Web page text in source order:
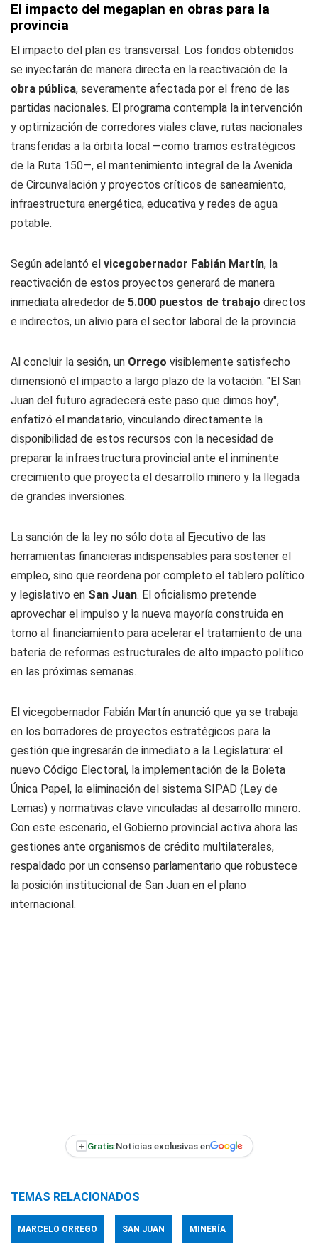
El impacto del megaplan en obras para la
provincia
El impacto del plan es transversal. Los fondos obtenidos
se inyectarán de manera directa en la reactivación de la
obra pública, severamente afectada por el freno de las
partidas nacionales. El programa contempla la intervención
y optimización de corredores viales clave, rutas nacionales
transferidas a la órbita local —como tramos estratégicos
de la Ruta 150—, el mantenimiento integral de la Avenida
de Circunvalación y proyectos críticos de saneamiento,
infraestructura energética, educativa y redes de agua
potable.
Según adelantó el vicegobernador Fabián Martín, la
reactivación de estos proyectos generará de manera
inmediata alrededor de 5.000 puestos de trabajo directos
e indirectos, un alivio para el sector laboral de la provincia.
Al concluir la sesión, un Orrego visiblemente satisfecho
dimensionó el impacto a largo plazo de la votación: "El San
Juan del futuro agradecerá este paso que dimos hoy",
enfatizó el mandatario, vinculando directamente la
disponibilidad de estos recursos con la necesidad de
preparar la infraestructura provincial ante el inminente
crecimiento que proyecta el desarrollo minero y la llegada
de grandes inversiones.
La sanción de la ley no sólo dota al Ejecutivo de las
herramientas financieras indispensables para sostener el
empleo, sino que reordena por completo el tablero político
y legislativo en San Juan. El oficialismo pretende
aprovechar el impulso y la nueva mayoría construida en
torno al financiamiento para acelerar el tratamiento de una
batería de reformas estructurales de alto impacto político
en las próximas semanas.
El vicegobernador Fabián Martín anunció que ya se trabaja
en los borradores de proyectos estratégicos para la
gestión que ingresarán de inmediato a la Legislatura: el
nuevo Código Electoral, la implementación de la Boleta
Única Papel, la eliminación del sistema SIPAD (Ley de
Lemas) y normativas clave vinculadas al desarrollo minero.
Con este escenario, el Gobierno provincial activa ahora las
gestiones ante organismos de crédito multilaterales,
respaldado por un consenso parlamentario que robustece
la posición institucional de San Juan en el plano
internacional.
+ Gratis:Noticias exclusivas en
TEMAS RELACIONADOS
MARCELO ORREGO SAN JUAN MINERÍA